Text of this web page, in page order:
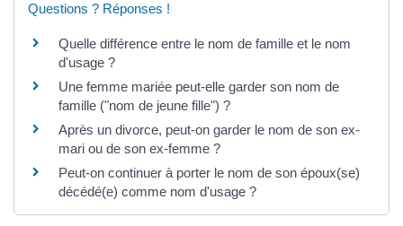
Questions ? Réponses !
Quelle différence entre le nom de famille et le nom
d'usage ?
Une femme mariée peut-elle garder son nom de
famille ("nom de jeune fille") ?
Après un divorce, peut-on garder le nom de son ex-
mari ou de son ex-femme ?
Peut-on continuer à porter le nom de son époux(se)
décédé(e) comme nom d'usage ?